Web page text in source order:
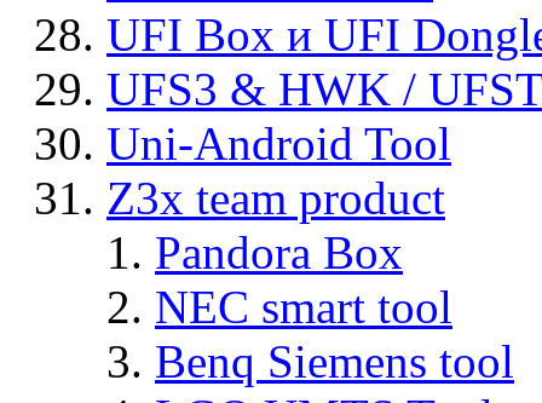
UFI Box и UFI
UFS3 & HWK /
Uni-Android Tool
Z3x team product
Pandora Box
NEC smart tool
Benq Siemens tool